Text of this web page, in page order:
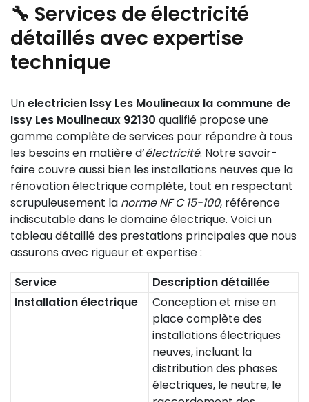
🔧 Services de électricité
détaillés avec expertise
technique
Unelectricien Issy Les Moulineaux la commune de
Issy Les Moulineaux 92130 qualifié propose une
gamme complète de services pour répondre à tous
les besoins en matière d’électricité. Notre savoir-
faire couvre aussi bien les installations neuves que la
rénovation électrique complète, tout en respectant
scrupuleusement la norme NF C 15-100, référence
indiscutable dans le domaine électrique. Voici un
tableau détaillé des prestations principales que nous
assurons avec rigueur et expertise :
Service
Description détaillée
Installation électrique
Conception et mise en
place complète des
installations électriques
neuves, incluant la
distribution des phases
électriques, le neutre, le